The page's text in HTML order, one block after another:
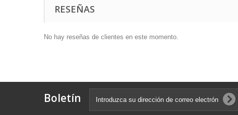
RESEÑAS
No hay reseñas de clientes en este momento.
Boletín